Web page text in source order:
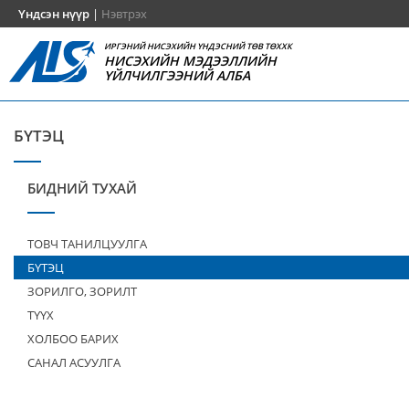
Үндсэн нүүр | Нэвтрэх
ИРГЭНИЙ НИСЭХИЙН ҮНДЭСНИЙ ТӨВ ТӨХХК
НИСЭХИЙН МЭДЭЭЛЛИЙН
ҮЙЛЧИЛГЭЭНИЙ АЛБА
БҮТЭЦ
БИДНИЙ ТУХАЙ
ТОВЧ ТАНИЛЦУУЛГА
БҮТЭЦ
ЗОРИЛГО, ЗОРИЛТ
ТҮҮХ
ХОЛБОО БАРИХ
САНАЛ АСУУЛГА